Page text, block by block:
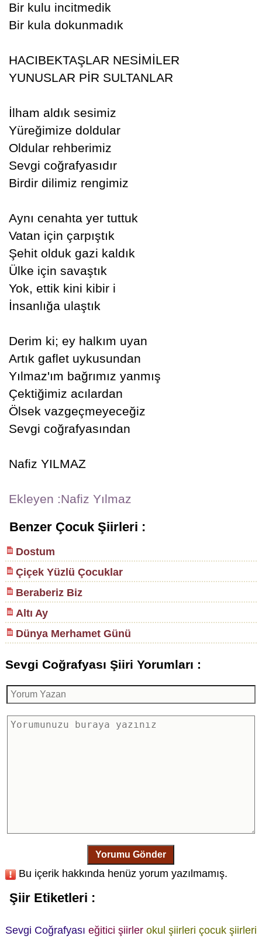
Bir kulu incitmedik
Bir kula dokunmadık
HACIBEKTAŞLAR NESİMİLER
YUNUSLAR PİR SULTANLAR
İlham aldık sesimiz
Yüreğimize doldular
Oldular rehberimiz
Sevgi coğrafyasıdır
Birdir dilimiz rengimiz
Aynı cenahta yer tuttuk
Vatan için çarpıştık
Şehit olduk gazi kaldık
Ülke için savaştık
Yok, ettik kini kibir i
İnsanlığa ulaştık
Derim ki; ey halkım uyan
Artık gaflet uykusundan
Yılmaz'ım bağrımız yanmış
Çektiğimiz acılardan
Ölsek vazgeçmeyeceğiz
Sevgi coğrafyasından
Nafiz YILMAZ
Ekleyen :Nafiz Yılmaz
Benzer Çocuk Şiirleri :
Dostum
Çiçek Yüzlü Çocuklar
Beraberiz Biz
Altı Ay
Dünya Merhamet Günü
Sevgi Coğrafyası Şiiri Yorumları :
Yorumu Gönder
Bu içerik hakkında henüz yorum yazılmamış.
Şiir Etiketleri :
Sevgi Coğrafyası eğitici şiirler okul şiirleri çocuk şiirleri